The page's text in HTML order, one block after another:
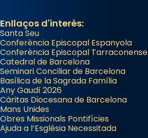
Enllaços d'interès:
Santa Seu
Conferència Episcopal Espanyola
Conferència Episcopal Tarraconense
Catedral de Barcelona
Seminari Conciliar de Barcelona
Basílica de la Sagrada Família
Any Gaudí 2026
Càritas Diocesana de Barcelona
Mans Unides
Obres Missionals Pontifícies
Ajuda a l’Església Necessitada